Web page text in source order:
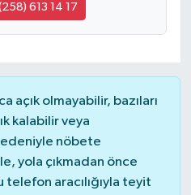
613 14 17
açık olmayabilir, bazıları
kalabilir veya
nöbete
yola çıkmadan önce
telefon aracılığıyla teyit